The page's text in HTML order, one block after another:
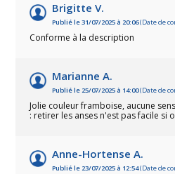
Brigitte V.
Publié le 31/07/2025 à 20:06(Date de
Conforme à la description
Marianne A.
Publié le 25/07/2025 à 14:00(Date de
Jolie couleur framboise, aucune
: retirer les anses n'est pas facile si
Anne-Hortense A.
Publié le 23/07/2025 à 12:54(Date de